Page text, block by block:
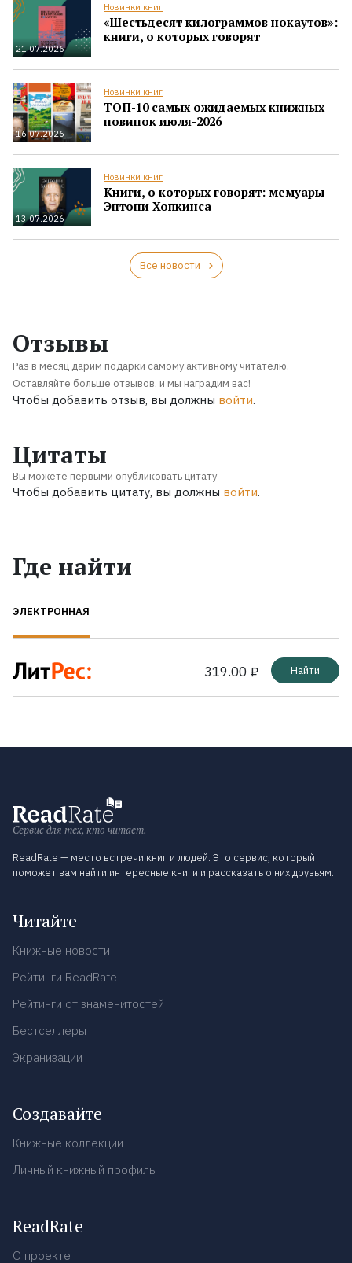
21.07.2026
Новинки книг
«Шестьдесят килограммов нокаутов»:
книги, о которых говорят
16.07.2026
Новинки книг
ТОП-10 самых ожидаемых книжных
новинок июля-2026
13.07.2026
Новинки книг
Книги, о которых говорят: мемуары
Энтони Хопкинса
Все новости
Отзывы
Раз в месяц дарим подарки самому активному читателю.
Оставляйте больше отзывов, и мы наградим вас!
Чтобы добавить отзыв, вы должны войти.
Цитаты
Вы можете первыми опубликовать цитату
Чтобы добавить цитату, вы должны войти.
Где найти
ЭЛЕКТРОННАЯ
319.00 ₽ Найти
Сервис для тех, кто читает.
ReadRate — место встречи книг и людей. Это сервис, который
поможет вам найти интересные книги и рассказать о них друзьям.
Читайте
Книжные новости
Рейтинги ReadRate
Рейтинги от знаменитостей
Бестселлеры
Экранизации
Создавайте
Книжные коллекции
Личный книжный профиль
ReadRate
О проекте